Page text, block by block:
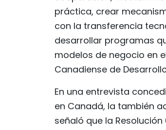
práctica, crear
con la transferencia
desarrollar programas
modelos de negocio en
Canadiense de
En una entrevista
en Canadá, la también
señaló que la